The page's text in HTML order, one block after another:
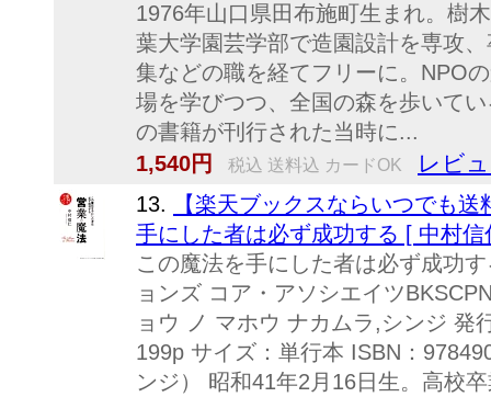
1976年山口県田布施町生まれ。樹
葉大学園芸学部で造園設計を専攻
集などの職を経てフリーに。NPO
場を学びつつ、全国の森を歩いて
の書籍が刊行された当時に...
1,540円
税込 送料込 カードOK レビ
13.
【楽天ブックスならいつでも
手にした者は必ず成功する [ 中村信
この魔法を手にした者は必ず成功
ョンズ コア・アソシエイツ
ョウ ノ マホウ ナカムラ,シンジ 発
199p サイズ：単行本 ISBN：
ンジ） 昭和41年2月16日生。高校